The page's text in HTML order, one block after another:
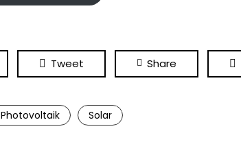
Tweet Share
Photovoltaik Solar